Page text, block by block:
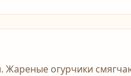
Жареные огурчики